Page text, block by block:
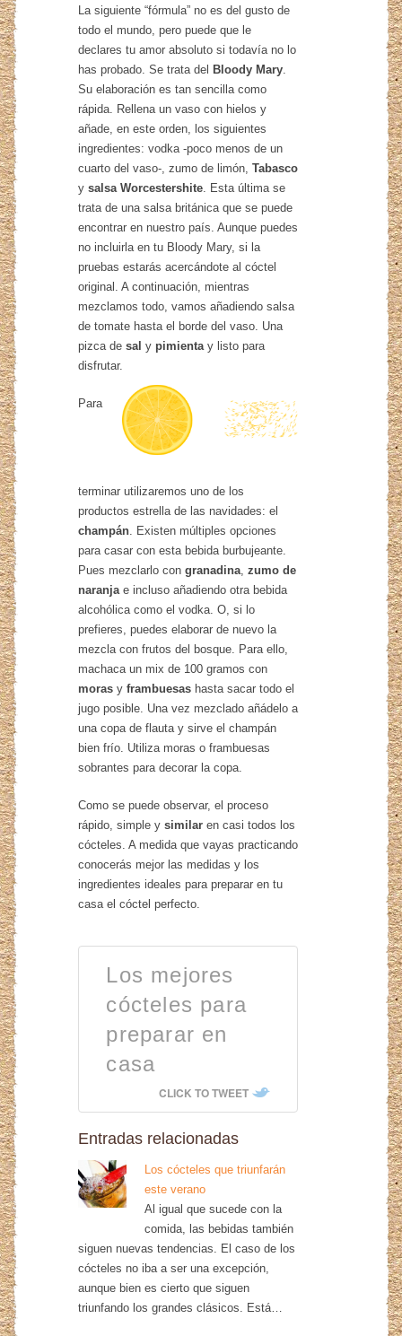
La siguiente “fórmula” no es del gusto de
todo el mundo, pero puede que le
declares tu amor absoluto si todavía no lo
has probado. Se trata delBloody Mary
Su elaboración es tan sencilla como
rápida. Rellena un vaso con hielos y
añade, en este orden, los siguientes
ingredientes: vodka -poco menos de un
cuarto del vaso-, zumo de limón,Tabasco
ysalsa Worcestershite . Esta última se
trata de una salsa británica que se puede
encontrar en nuestro país. Aunque puedes
no incluirla en tu Bloody Mary, si la
pruebas estarás acercándote al cóctel
original. A continuación, mientras
mezclamos todo, vamos añadiendo salsa
de tomate hasta el borde del vaso. Una
pizca desal y pimienta y listo para
disfrutar.
Para
terminar utilizaremos uno de los
productos estrella de las navidades: el
champán . Existen múltiples opciones
para casar con esta bebida burbujeante.
Pues mezclarlo congranadina ,zumo de
naranja e incluso añadiendo otra bebida
alcohólica como el vodka. O, si lo
prefieres, puedes elaborar de nuevo la
mezcla con frutos del bosque. Para ello,
machaca un mix de 100 gramos con
moras yframbuesas hasta sacar todo el
jugo posible. Una vez mezclado añádelo a
una copa de flauta y sirve el champán
bien frío. Utiliza moras o frambuesas
sobrantes para decorar la copa.
Como se puede observar, el proceso
rápido, simple ysimilar en casi todos los
cócteles. A medida que vayas practicando
conocerás mejor las medidas y los
ingredientes ideales para preparar en tu
casa el cóctel perfecto.
Los mejores
cócteles para
preparar en
casa
CLICK TO TWEET
Entradas relacionadas
Los cócteles que triunfarán
este verano
Al igual que sucede con la
comida, las bebidas también
siguen nuevas tendencias. El caso de los
cócteles no iba a ser una excepción,
aunque bien es cierto que siguen
triunfando los grandes clásicos. Está…